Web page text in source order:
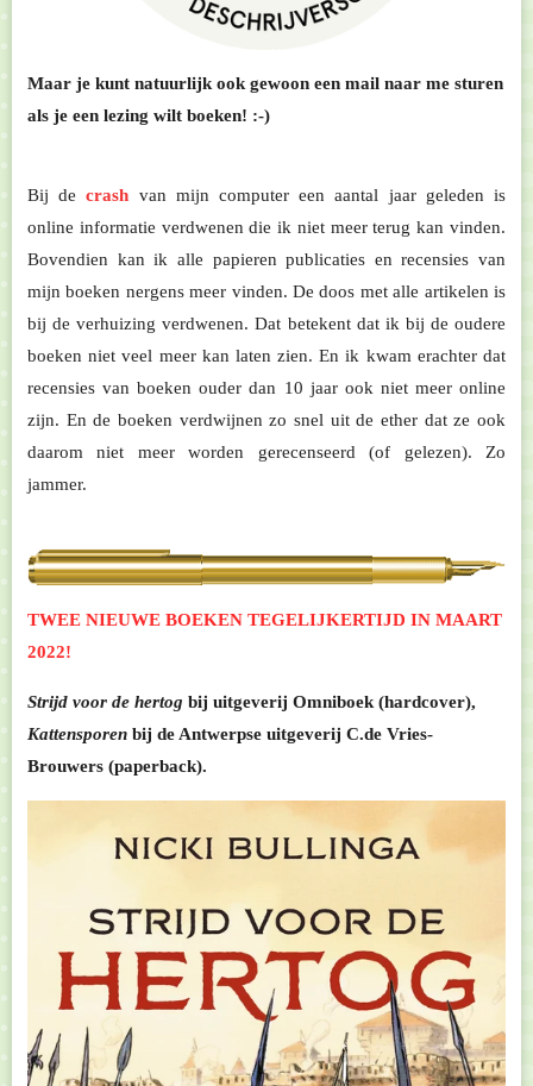
Maar je kunt natuurlijk ook gewoon een mail naar me sturen
als je een lezing wilt boeken! :-)
Bij decrash van mijn computer een aantal jaar geleden is
online informatie verdwenen die ik niet meer terug kan vinden.
Bovendien kan ik alle papieren publicaties en recensies van
mijn boeken nergens meer vinden. De doos met alle artikelen is
bij de verhuizing verdwenen. Dat betekent dat ik bij de oudere
boeken niet veel meer kan laten zien. En ik kwam erachter dat
recensies van boeken ouder dan 10 jaar ook niet meer online
zijn. En de boeken verdwijnen zo snel uit de ether dat ze ook
daarom niet meer worden gerecenseerd (of gelezen). Zo
jammer.
TWEE NIEUWE BOEKEN TEGELIJKERTIJD IN MAART
2022!
Strijd voor de hertog bij uitgeverij Omniboek (hardcover),
Kattensporen bij de Antwerpse uitgeverij C.de Vries-
Brouwers (paperback).